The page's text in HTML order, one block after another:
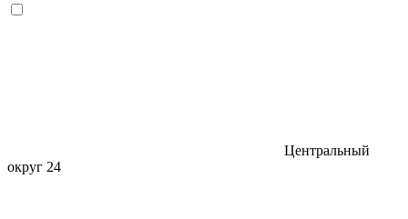
Центральный
округ 24